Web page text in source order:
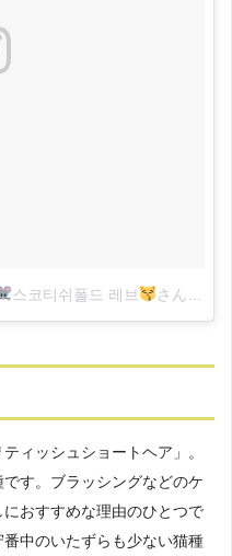
스코티쉬폴드 레브 さん(@ko2kong)がシェアした投稿
ィッシュショートヘア」。
す。ブラッシングなどのケ
おすすめな理由のひとつで
中のいたずらも少ない猫種